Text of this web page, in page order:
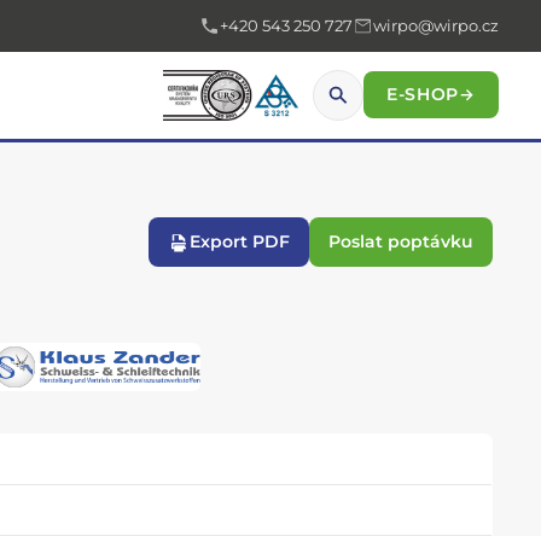
+420 543 250 727 wirpo@wirpo.cz
E-SHOP→
Export PDF Poslat poptávku